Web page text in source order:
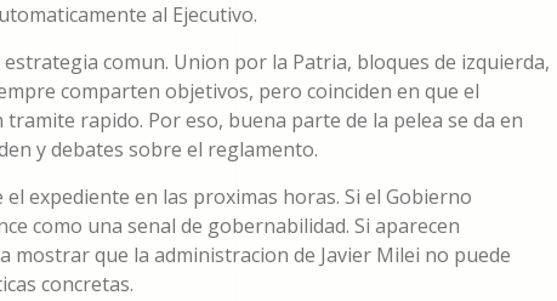
al Ejecutivo.
comun. Union por la Patria, bloques de izquierda,
comparten objetivos, pero coinciden en que el
rapido. Por eso, buena parte de la pelea se da en
y debates sobre el reglamento.
expediente en las proximas horas. Si el Gobierno
como una senal de gobernabilidad. Si aparecen
mostrar que la administracion de Javier Milei no puede
concretas.